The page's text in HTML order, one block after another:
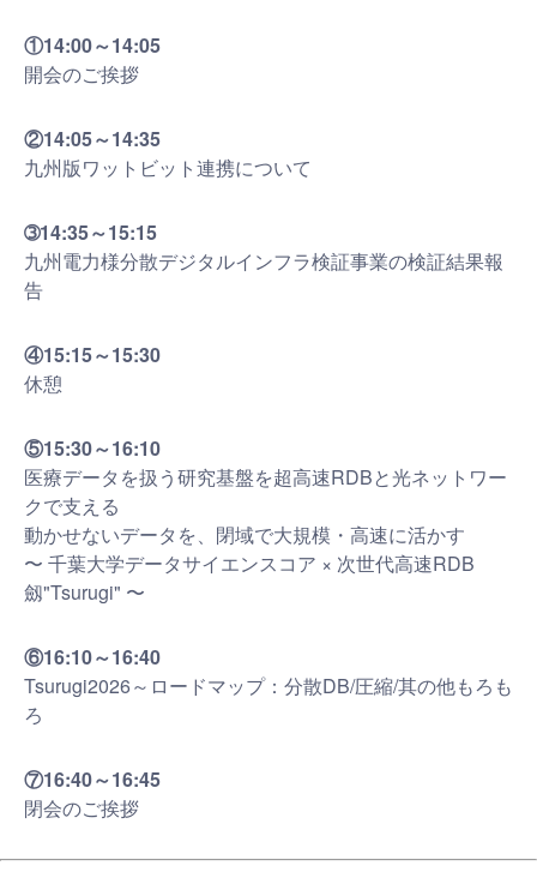
①14:00～14:05
開会のご挨拶
②14:05～14:35
九州版ワットビット連携について
➂14:35～15:15
九州電力様分散デジタルインフラ検証事業の検証結果報
告
④15:15～15:30
休憩
⑤15:30～16:10
医療データを扱う研究基盤を超高速RDBと光ネットワー
クで支える
動かせないデータを、閉域で大規模・高速に活かす
〜 千葉大学データサイエンスコア × 次世代高速RDB
劔"Tsurugi" 〜
⑥16:10～16:40
Tsurugi2026～ロードマップ：分散DB/圧縮/其の他もろも
ろ
⑦16:40～16:45
閉会のご挨拶